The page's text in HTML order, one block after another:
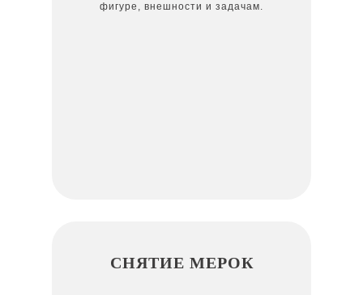
СНЯТИЕ МЕРОК
фигуре, внешности и задачам.